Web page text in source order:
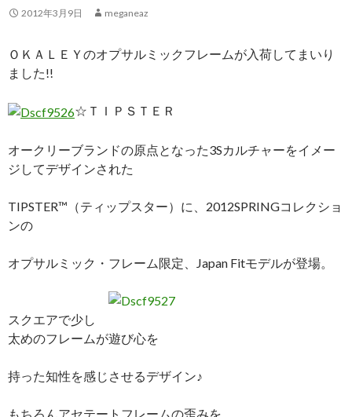
2012年3月9日 meganeaz
ＯＫＡＬＥＹのオプサルミックフレームが入荷してまいり
ました!!
☆ＴＩＰＳＴＥＲ
オークリーブランドの原点となった3Sカルチャーをイメー
ジしてデザインされた
TIPSTER™（ティップスター）に、2012SPRINGコレクショ
ンの
オプサルミック・フレーム限定、Japan Fitモデルが登場。
スクエアで少し
太めのフレームが遊び心を
持った知性を感じさせるデザイン♪
もちろんアセテートフレームの歪みを